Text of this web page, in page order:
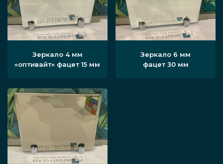
Зеркало 4 мм
«оптивайт» фацет 15 мм
Зеркало 6 мм
фацет 30 мм